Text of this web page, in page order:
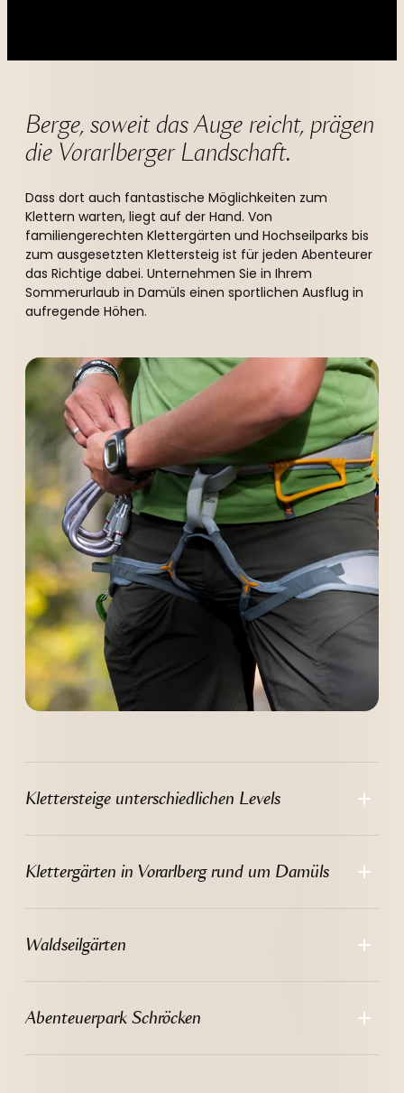
----
----
----
----
Berge, soweit das Auge reicht, prägen
die Vorarlberger Landschaft.
Dass dort auch fantastische Möglichkeiten zum
Klettern warten, liegt auf der Hand. Von
familiengerechten Klettergärten und Hochseilparks bis
zum ausgesetzten Klettersteig ist für jeden Abenteurer
das Richtige dabei. Unternehmen Sie in Ihrem
Sommerurlaub in Damüls einen sportlichen Ausflug in
aufregende Höhen.
Klettersteige unterschiedlichen Levels
Klettergärten in Vorarlberg rund um Damüls
Waldseilgärten
Abenteuerpark Schröcken